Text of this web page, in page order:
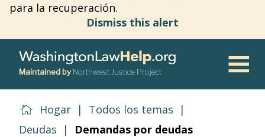
para la recuperación.
Dismiss this alert
Maintained by Northwest Justice Project
Hogar | Todos los temas
|
Deudas
| Demandas por deudas